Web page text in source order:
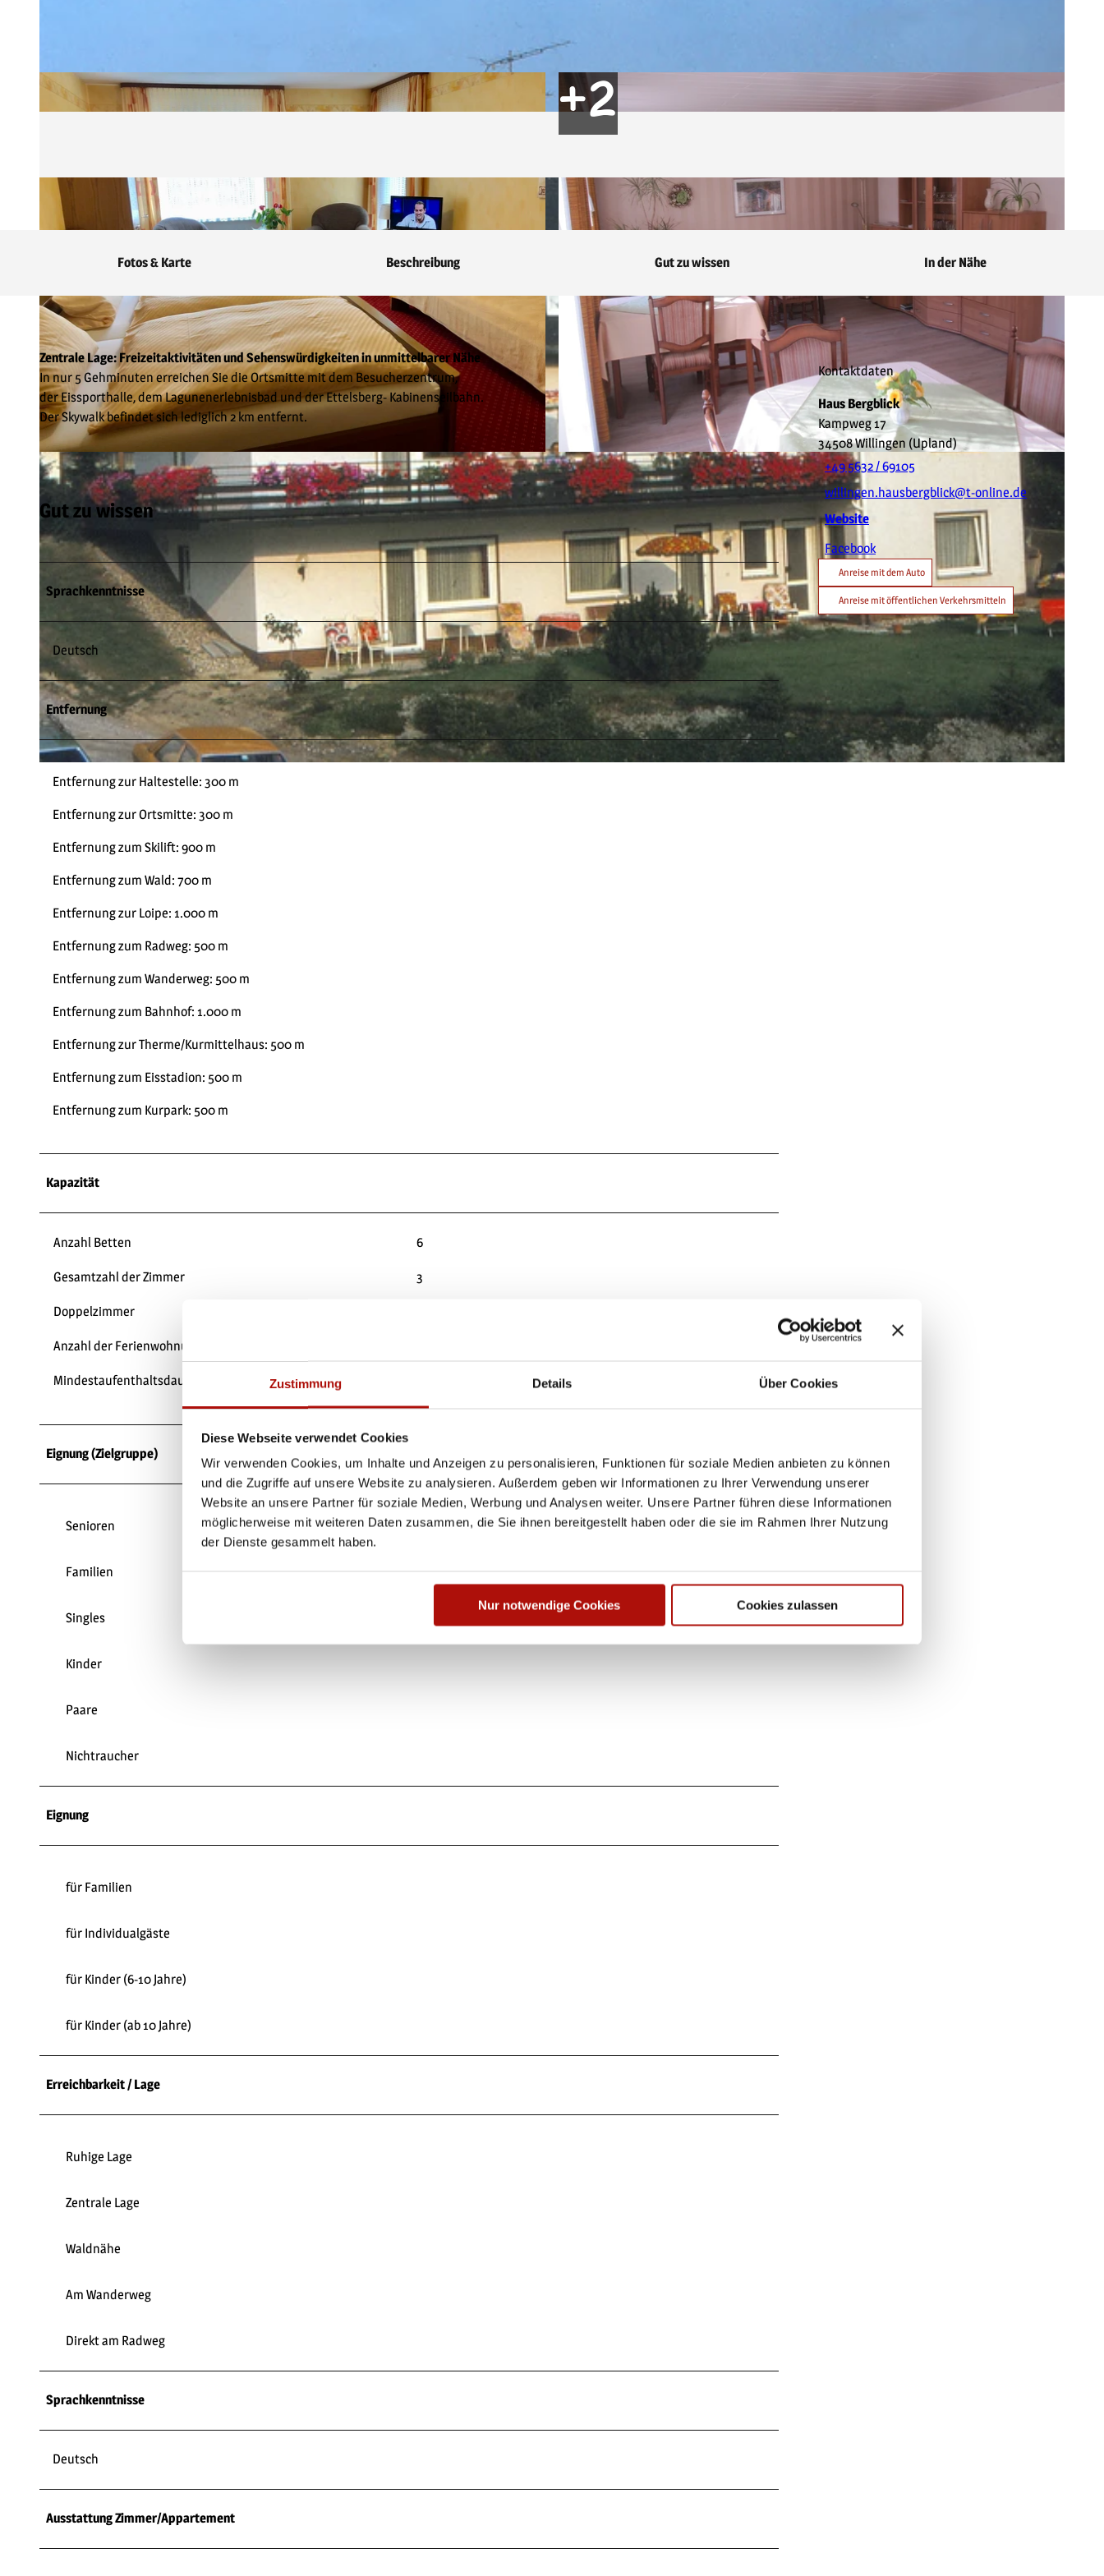
Zustimmung Details Über Cookies
Diese Webseite verwendet Cookies
Wir verwenden Cookies, um Inhalte und Anzeigen zu personalisieren, Funktionen für soziale Medien anbieten zu können
und die Zugriffe auf unsere Website zu analysieren. Außerdem geben wir Informationen zu Ihrer Verwendung unserer
Website an unsere Partner für soziale Medien, Werbung und Analysen weiter. Unsere Partner führen diese Informationen
möglicherweise mit weiteren Daten zusammen, die Sie ihnen bereitgestellt haben oder die sie im Rahmen Ihrer Nutzung
der Dienste gesammelt haben.
Nur notwendige Cookies Cookies zulassen
© Friedrich Kramer | © Friedrich Kramer |CC-BY-SA
Fotos & Karte Beschreibung Gut zu wissen In der Nähe
Zentrale Lage: Freizeitaktivitäten und Sehenswürdigkeiten in unmittelbarer Nähe
In nur 5 Gehminuten erreichen Sie die Ortsmitte mit dem Besucherzentrum,
der Eissporthalle, dem Lagunenerlebnisbad und der Ettelsberg- Kabinenseilbahn.
Der Skywalk befindet sich lediglich 2 km entfernt.
Gut zu wissen
Sprachkenntnisse
Deutsch
Entfernung
Entfernung zur Haltestelle: 300 m
Entfernung zur Ortsmitte: 300 m
Entfernung zum Skilift: 900 m
Entfernung zum Wald: 700 m
Entfernung zur Loipe: 1.000 m
Entfernung zum Radweg: 500 m
Entfernung zum Wanderweg: 500 m
Entfernung zum Bahnhof: 1.000 m
Entfernung zur Therme/Kurmittelhaus: 500 m
Entfernung zum Eisstadion: 500 m
Entfernung zum Kurpark: 500 m
Kapazität
Anzahl Betten 6
Gesamtzahl der Zimmer 3
Doppelzimmer
Anzahl der Ferienwohnungen
Mindestaufenthaltsdauer
Eignung (Zielgruppe)
Senioren
Familien
Singles
Kinder
Paare
Nichtraucher
Eignung
für Familien
für Individualgäste
für Kinder (6-10 Jahre)
für Kinder (ab 10 Jahre)
Erreichbarkeit / Lage
Ruhige Lage
Zentrale Lage
Waldnähe
Am Wanderweg
Direkt am Radweg
Sprachkenntnisse
Deutsch
Ausstattung Zimmer/Appartement
Kontaktdaten
Haus Bergblick
Kampweg 17
34508Willingen (Upland)
+49 5632 / 69105
willingen.hausbergblick@t-online.de
Website
Facebook
Anreise mit dem Auto
Anreise mit öffentlichen Verkehrsmitteln